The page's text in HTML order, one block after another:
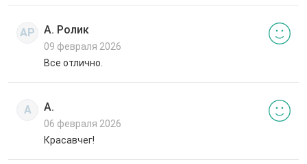
АР А. Ролик
09 февраля 2026
Все отлично.
А А.
06 февраля 2026
Красавчег!